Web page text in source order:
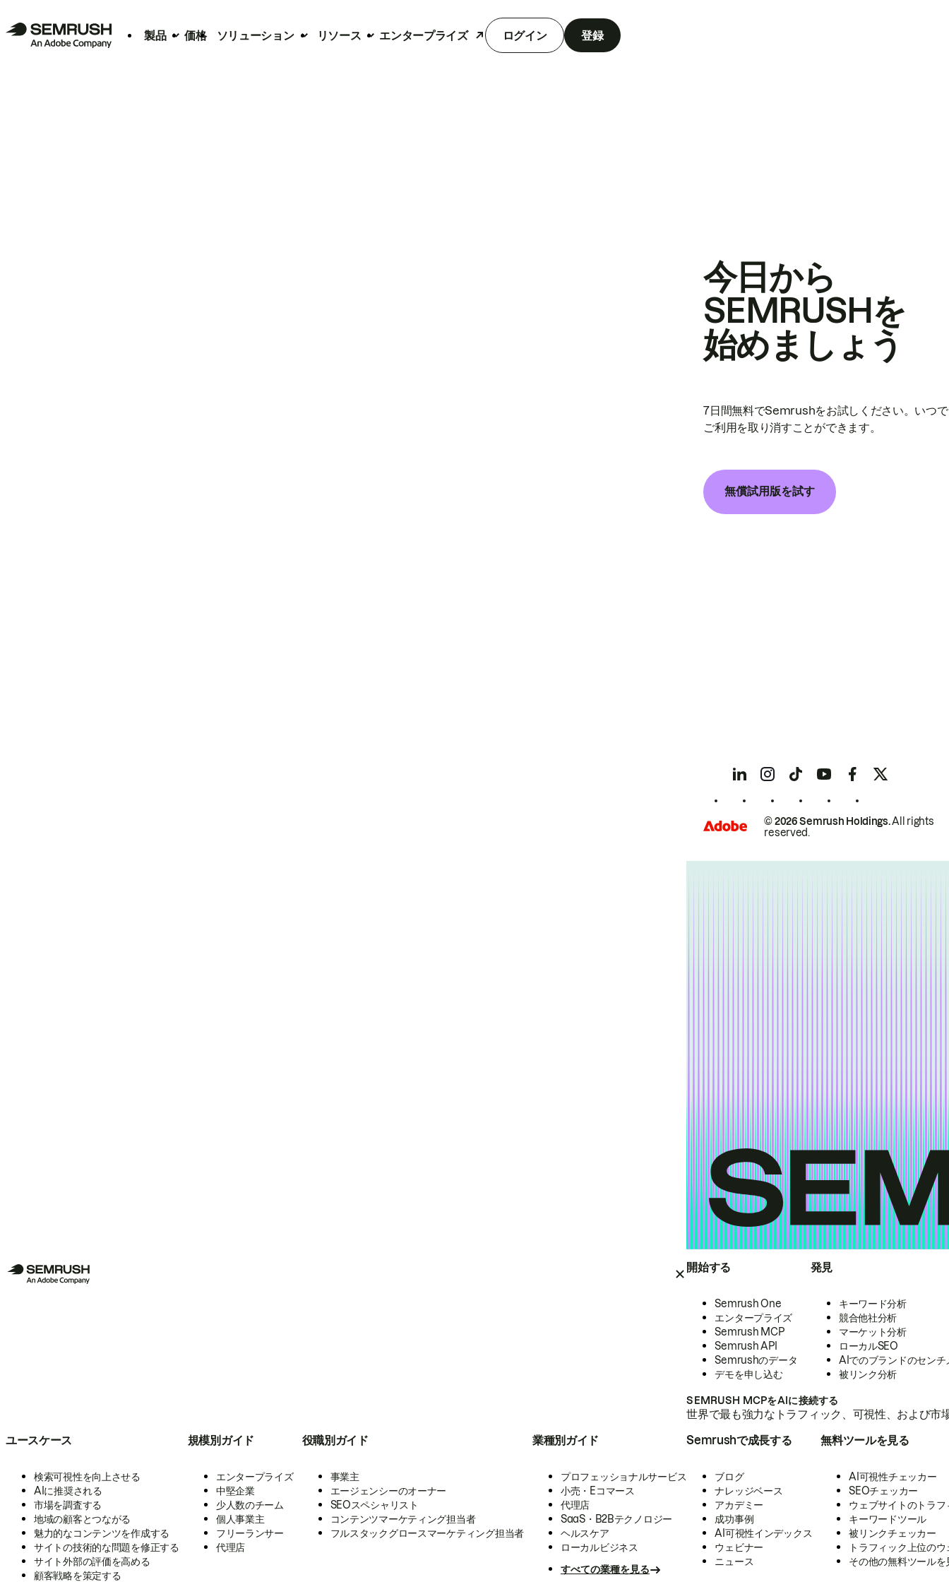
製品 価格 ソリューション リソース エンタープライズ ログイン 登録
開始する
Semrush One
エンタープライズ
Semrush MCP
Semrush API
Semrushのデータ
デモを申し込む
発見
キーワード分析
競合他社分析
マーケット分析
ローカルSEO
AIでのブランドのセンチ
被リンク分析
SEMRUSH MCPをAIに接続する
世界で最も強力なトラフィック、可視性、および
ユースケース
検索可視性を向上させる
AIに推奨される
市場を調査する
地域の顧客とつながる
魅力的なコンテンツを作成する
サイトの技術的な問題を修正する
サイト外部の評価を高める
顧客戦略を策定する
規模別ガイド
エンタープライズ
中堅企業
少人数のチーム
個人事業主
フリーランサー
代理店
役職別ガイド
事業主
エージェンシーのオーナー
SEOスペシャリスト
コンテンツマーケティング担当者
フルスタックグロースマーケティング担当者
業種別ガイド
プロフェッショナルサービス
小売・Eコマース
代理店
SaaS・B2Bテクノロジー
ヘルスケア
ローカルビジネス
すべての業種を見る
Semrushで成長する
ブログ
ナレッジベース
アカデミー
成功事例
AI可視性インデックス
ウェビナー
ニュース
無料ツールを見る
AI可視性チェッカー
SEOチェッカー
ウェブサイトのトラ
キーワードツール
被リンクチェッカー
トラフィック上位の
その他の無料ツールを
今日から
SEMRUSHを
始めましょう
7日間無料でSemrushをお試しください。いつ
ご利用を取り消すことができます。
無償試用版を試す
© 2026 Semrush Holdings.All rights
reserved.